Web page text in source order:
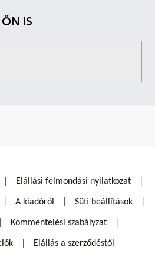
IS
Elállási felmondási nyilatkozat
A kiadóról Süti beállítások
Kommentelési szabályzat
Elállás a szerződéstől